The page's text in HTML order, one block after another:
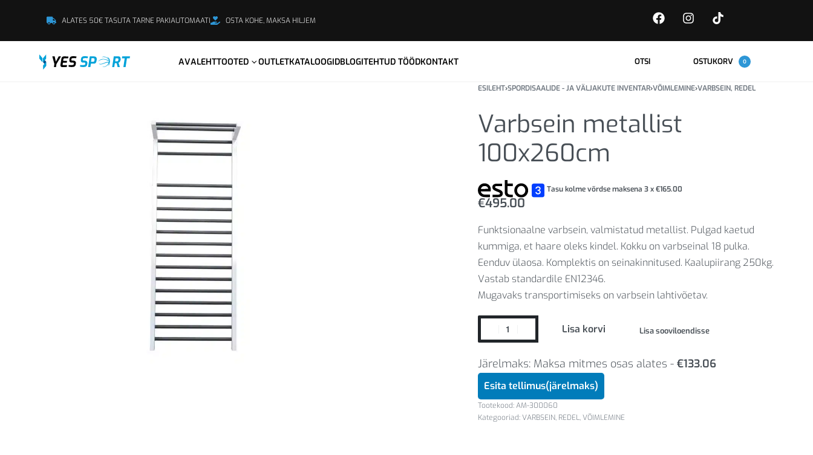
ALATES 50€ TASUTA TARNE PAKIAUTOMAATI OSTA KOHE, MAKSA HILJEM
AVALEHTTOOTED OUTLETKATALOOGIDBLOGITEHTUD TÖÖDKONTAKT OTSI OSTUKORV 0
ESILEHT›SPORDISAALIDE - JA VÄLJAKUTE INVENTAR›VÕIMLEMINE›VARBSEIN, REDEL
Varbsein metallist
100x260cm
Tasu kolme võrdse maksena 3 x€165.00
€495.00
Funktsionaalne varbsein, valmistatud metallist. Pulgad kaetud
kummiga, et haare oleks kindel. Kokku on varbseinal 18 pulka.
Eenduv ülaosa. Komplektis on seinakinnitused. Kaalupiirang 250kg.
Vastab standardile EN12346.
Mugavaks transportimiseks on varbsein lahtivõetav.
Lisa korvi Lisa sooviloendisse
Järelmaks: Maksa mitmes osas alates - €133.06
Esita tellimus(järelmaks)
AM-300060
Kategooriad:VARBSEIN, REDEL,VÕIMLEMINE